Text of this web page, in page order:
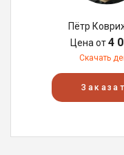
Пётр
Цена от4
Скачать